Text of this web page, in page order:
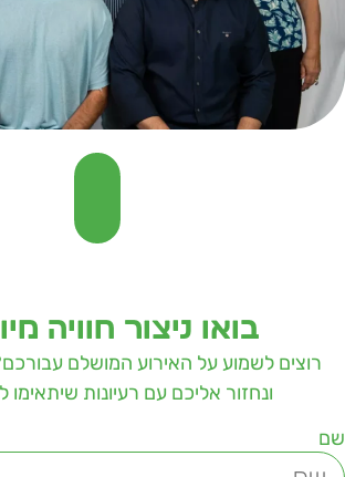
בואו ניצור חוויה
רוצים לשמוע על האירוע המושלם
ונחזור אליכם עם רעיונות שיתאימו